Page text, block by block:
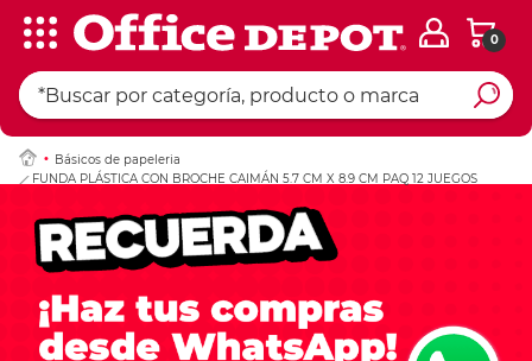
0
Básicos de papeleria
FUNDA PLÁSTICA CON BROCHE CAIMÁN 5.7 CM X 8.9 CM PAQ 12 JUEGOS
Ingresar Codigo